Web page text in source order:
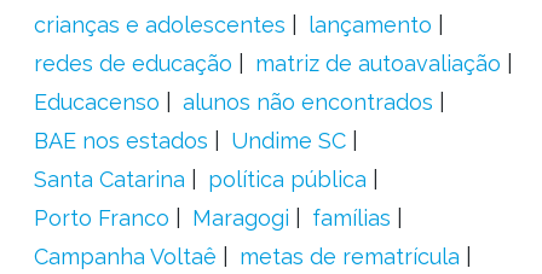
crianças e adolescentes
lançamento
redes de educação
matriz de autoavaliação
Educacenso
alunos não encontrados
BAE nos estados
Undime SC
Santa Catarina
política pública
Porto Franco
Maragogi
famílias
Campanha Voltaê
metas de rematrícula